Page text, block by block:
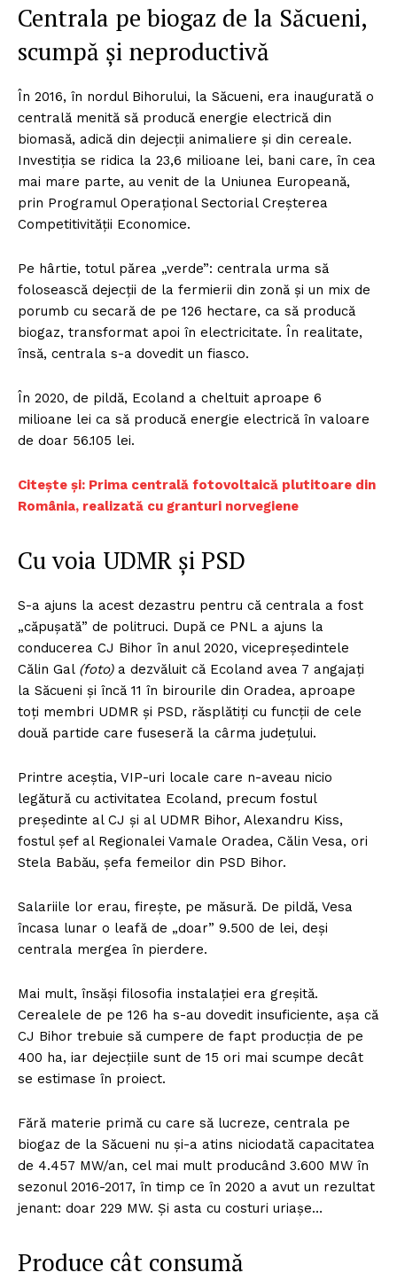
Centrala pe biogaz de la Săcueni,
scumpă și neproductivă
În 2016, în nordul Bihorului, la Săcueni, era inaugurată o
centrală menită să producă energie electrică din
biomasă, adică din dejecții animaliere și din cereale.
Investiția se ridica la 23,6 milioane lei, bani care, în cea
mai mare parte, au venit de la Uniunea Europeană,
prin Programul Operațional Sectorial Creșterea
Competitivității Economice.
Pe hârtie, totul părea „verde”: centrala urma să
folosească dejecții de la fermierii din zonă și un mix de
porumb cu secară de pe 126 hectare, ca să producă
biogaz, transformat apoi în electricitate. În realitate,
însă, centrala s-a dovedit un fiasco.
În 2020, de pildă, Ecoland a cheltuit aproape 6
milioane lei ca să producă energie electrică în valoare
de doar 56.105 lei.
Citește și: Prima centrală fotovoltaică plutitoare din
România, realizată cu granturi norvegiene
Cu voia UDMR și PSD
S-a ajuns la acest dezastru pentru că centrala a fost
„căpușată” de politruci. După ce PNL a ajuns la
conducerea CJ Bihor în anul 2020, vicepreședintele
Călin Gal (foto) a dezvăluit că Ecoland avea 7 angajați
la Săcueni și încă 11 în birourile din Oradea, aproape
toți membri UDMR și PSD, răsplătiți cu funcții de cele
două partide care fuseseră la cârma județului.
Printre aceștia, VIP-uri locale care n-aveau nicio
legătură cu activitatea Ecoland, precum fostul
președinte al CJ și al UDMR Bihor, Alexandru Kiss,
fostul șef al Regionalei Vamale Oradea, Călin Vesa, ori
Stela Babău, șefa femeilor din PSD Bihor.
Salariile lor erau, firește, pe măsură. De pildă, Vesa
încasa lunar o leafă de „doar” 9.500 de lei, deși
centrala mergea în pierdere.
Mai mult, însăși filosofia instalației era greșită.
Cerealele de pe 126 ha s-au dovedit insuficiente, așa că
CJ Bihor trebuie să cumpere de fapt producția de pe
400 ha, iar dejecțiile sunt de 15 ori mai scumpe decât
se estimase în proiect.
Fără materie primă cu care să lucreze, centrala pe
biogaz de la Săcueni nu și-a atins niciodată capacitatea
de 4.457 MW/an, cel mai mult producând 3.600 MW în
sezonul 2016-2017, în timp ce în 2020 a avut un rezultat
jenant: doar 229 MW. Și asta cu costuri uriașe…
Produce cât consumă